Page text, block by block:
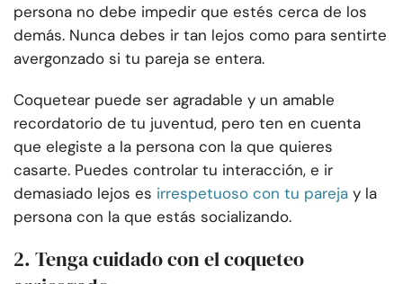
persona no debe impedir que estés cerca de los
demás. Nunca debes ir tan lejos como para sentirte
avergonzado si tu pareja se entera.
Coquetear puede ser agradable y un amable
recordatorio de tu juventud, pero ten en cuenta
que elegiste a la persona con la que quieres
casarte. Puedes controlar tu interacción, e ir
demasiado lejos es irrespetuoso con tu pareja y la
persona con la que estás socializando.
2. Tenga cuidado con el coqueteo